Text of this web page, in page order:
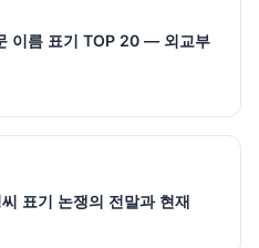
이름 표기 TOP 20 — 외교부
표기 논쟁의 전말과 현재